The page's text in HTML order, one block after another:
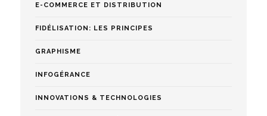
E-COMMERCE ET DISTRIBUTION
FIDÉLISATION: LES PRINCIPES
GRAPHISME
INFOGÉRANCE
INNOVATIONS & TECHNOLOGIES